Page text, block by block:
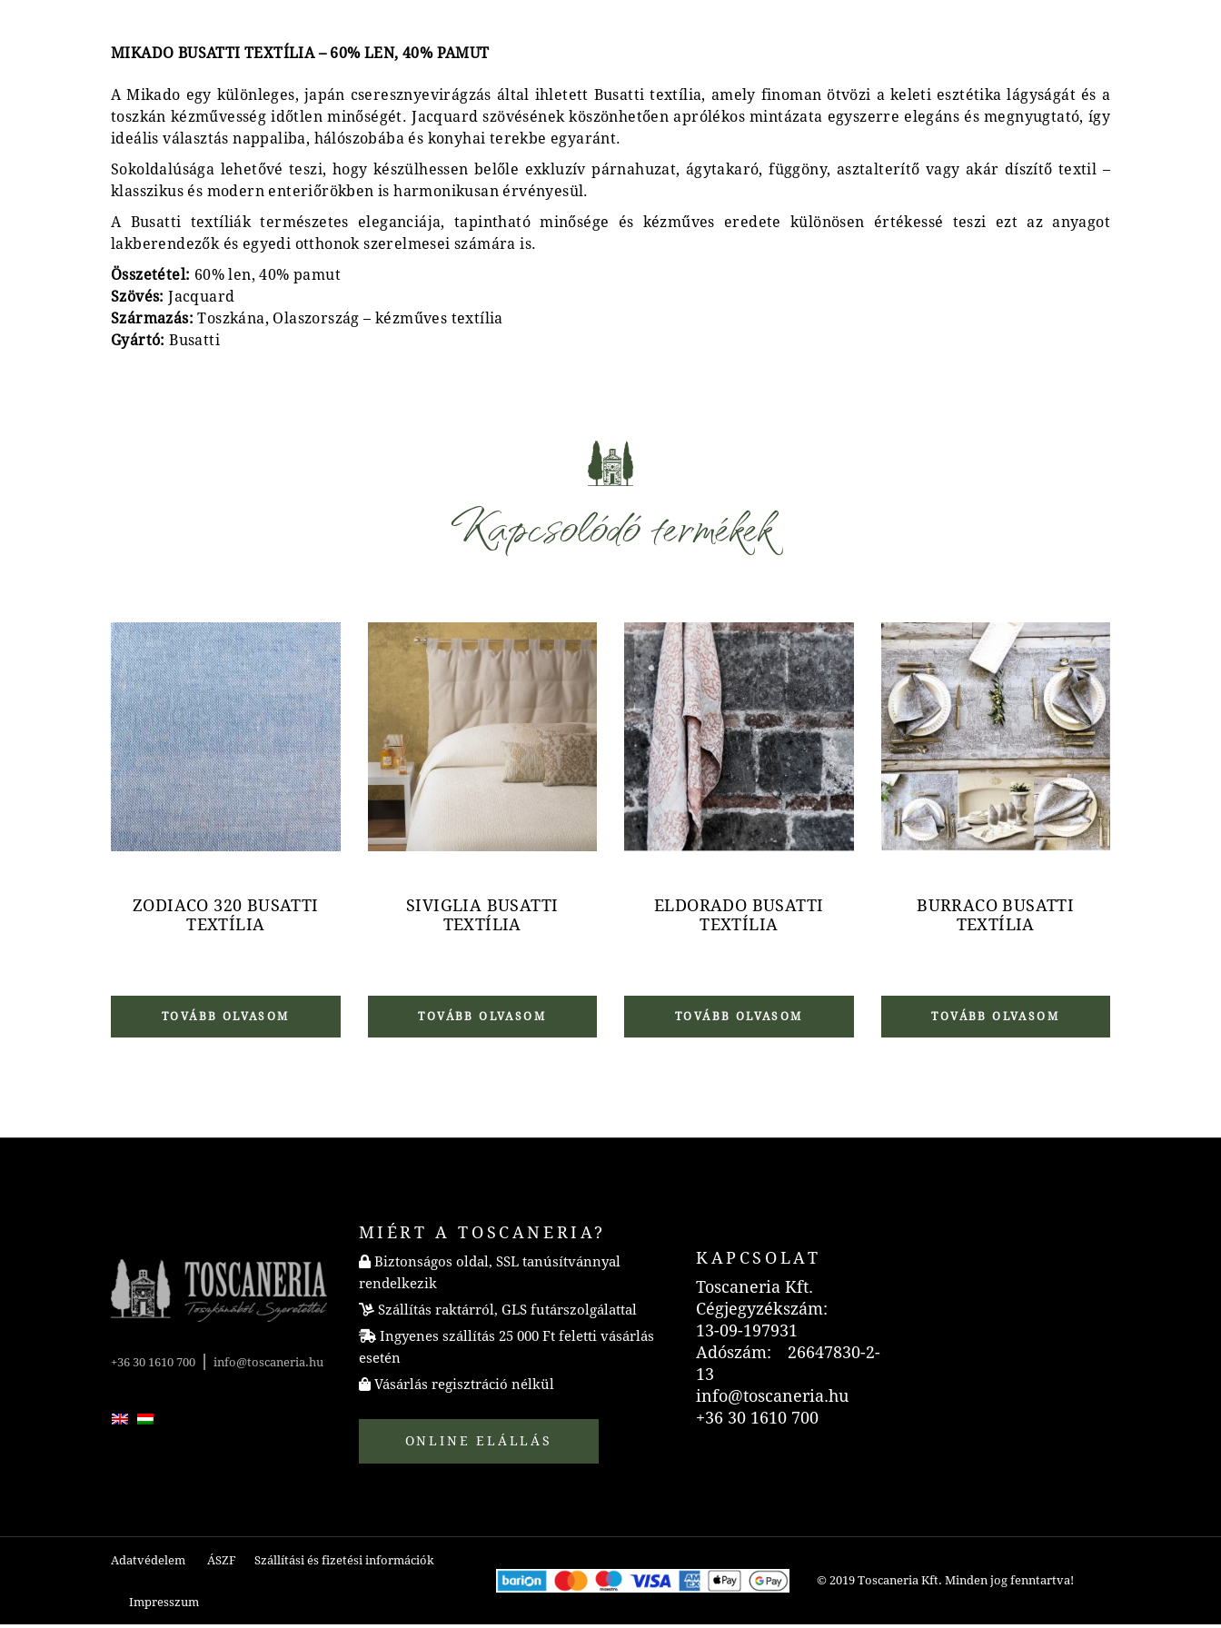
MIKADO BUSATTI TEXTÍLIA – 60% LEN, 40% PAMUT
A Mikado egy különleges, japán cseresznyevirágzás által ihletett Busatti textília, amely finoman ötvözi a keleti esztétika lágyságát és a
toszkán kézművesség időtlen minőségét. Jacquard szövésének köszönhetően aprólékos mintázata egyszerre elegáns és megnyugtató, így
ideális választás nappaliba, hálószobába és konyhai terekbe egyaránt.
Sokoldalúsága lehetővé teszi, hogy készülhessen belőle exkluzív párnahuzat, ágytakaró, függöny, asztalterítő vagy akár díszítő textil –
klasszikus és modern enteriőrökben is harmonikusan érvényesül.
A Busatti textíliák természetes eleganciája, tapintható minősége és kézműves eredete különösen értékessé teszi ezt az anyagot
lakberendezők és egyedi otthonok szerelmesei számára is.
Összetétel: 60% len, 40% pamut
Szövés: Jacquard
Származás: Toszkána, Olaszország – kézműves textília
Gyártó: Busatti
Kapcsolódó termékek
ZODIACO 320 BUSATTI
TEXTÍLIA
TOVÁBB OLVASOM
SIVIGLIA BUSATTI
TEXTÍLIA
TOVÁBB OLVASOM
ELDORADO BUSATTI
TEXTÍLIA
TOVÁBB OLVASOM
BURRACO BUSATTI
TEXTÍLIA
TOVÁBB OLVASOM
+36 30 1610 700 info@toscaneria.hu
MIÉRT A TOSCANERIA?
Biztonságos oldal, SSL tanúsítvánnyal
rendelkezik
Szállítás raktárról, GLS futárszolgálattal
Ingyenes szállítás 25 000 Ft feletti vásárlás
esetén
Vásárlás regisztráció nélkül
ONLINE ELÁLLÁS
KAPCSOLAT
Toscaneria Kft.
Cégjegyzékszám:
13-09-197931
Adószám: 26647830-2-
13
info@toscaneria.hu
+36 30 1610 700
Adatvédelem ÁSZF Szállítási és fizetési információk
Impresszum
© 2019 Toscaneria Kft. Minden jog fenntartva!